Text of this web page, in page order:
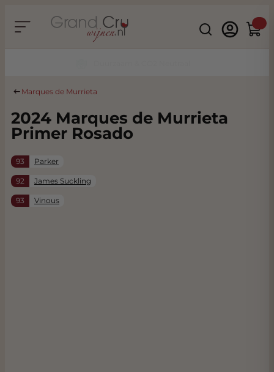
Search
Marques de Murrieta
2024 Marques de Murrieta
Primer Rosado
93 Parker
92 James Suckling
93 Vinous